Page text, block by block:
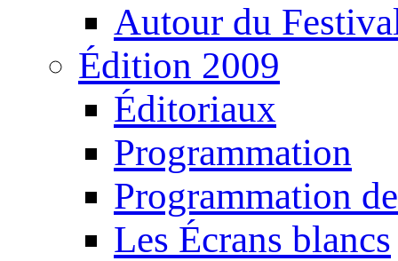
Autour du
Édition 2009
Éditoriaux
Programmation
Programmation
Les Écrans blancs